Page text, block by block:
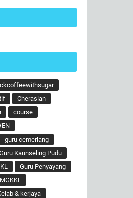
Cherasian
course
guru cemerlang
Kaunseling Pudu
Guru Penyayang
& kerjaya